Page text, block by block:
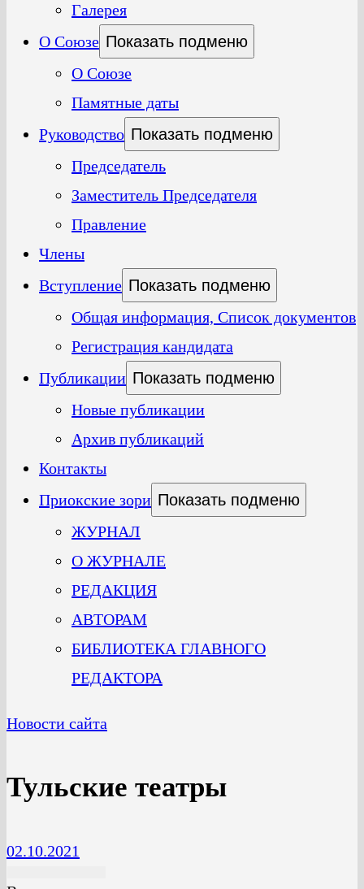
Галерея
О Союзе Показать подменю
О Союзе
Памятные даты
Руководство Показать подменю
Председатель
Заместитель Председателя
Правление
Члены
Вступление Показать подменю
Общая информация, Список документов
Регистрация кандидата
Публикации Показать подменю
Новые публикации
Архив публикаций
Контакты
Приокские зори Показать подменю
ЖУРНАЛ
О ЖУРНАЛЕ
РЕДАКЦИЯ
АВТОРАМ
БИБЛИОТЕКА ГЛАВНОГО
РЕДАКТОРА
Новости сайта
Тульские театры
02.10.2021